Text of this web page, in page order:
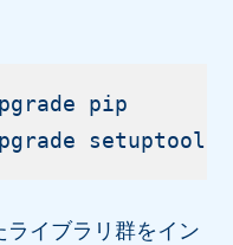
pip
イブラリ群をイン